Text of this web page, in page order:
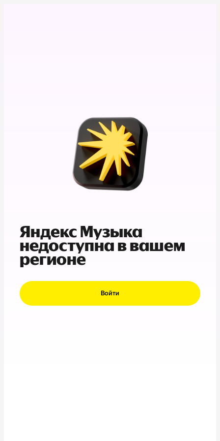
Яндекс Музыка
недоступна в вашем
регионе
Войти